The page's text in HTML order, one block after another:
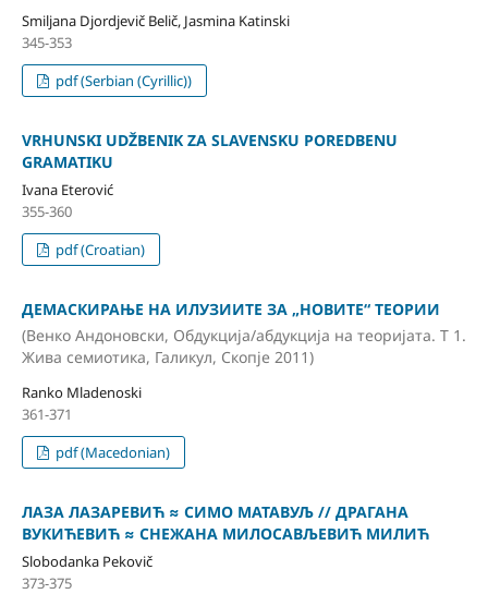
Smiljana Djordjevič Belič, Jasmina Katinski
345-353
pdf (Serbian (Cyrillic))
VRHUNSKI UDŽBENIK ZA SLAVENSKU POREDBENU
GRAMATIKU
Ivana Eterović
355-360
pdf (Croatian)
ДЕМАСКИРАЊЕ НА ИЛУЗИИТЕ ЗА „НОВИТЕ“ ТЕОРИИ
(Венко Андоновски, Обдукција/абдукција на теоријата. Т 1.
Жива семиотика, Галикул, Скопје 2011)
Ranko Mladenoski
361-371
pdf (Macedonian)
ЛАЗА ЛАЗАРЕВИЋ ≈ СИМО МАТАВУЉ // ДРАГАНA
ВУКИЋЕВИЋ ≈ СНЕЖАНA МИЛОСАВЉЕВИЋ МИЛИЋ
Slobodanka Pekovič
373-375